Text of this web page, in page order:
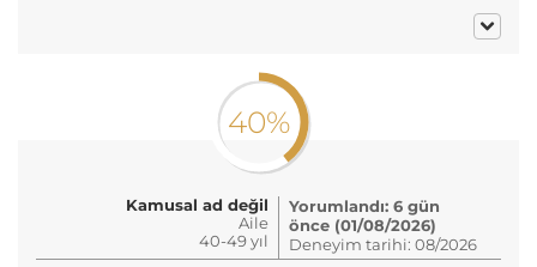
40%
Kamusal ad değil
Aile
40-49 yıl
Yorumlandı: 6 gün
önce (01/08/2026)
Deneyim tarihi: 08/2026